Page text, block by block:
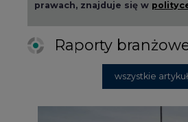
po węglu"? (raport)